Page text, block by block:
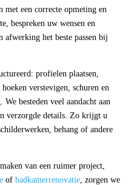
een correcte opmeting en
bespreken uw wensen en
afwerking het beste passen bij
profielen plaatsen,
verstevigen, schuren en
besteden veel aandacht aan
verzorgde details. Zo krijgt u
behang of andere
van een ruimer project,
ofbadkamerrenovatie , zorgen we